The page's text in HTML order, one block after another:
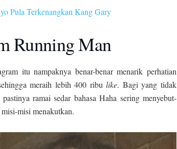
Pula Terkenangkan Kang Gary
Running Man
itu nampaknya benar-benar menarik perhatian
meraih lebih 400 ribulike. Bagi yang tidak
ramai sedar bahasa Haha sering menyebut-
misi menakutkan.